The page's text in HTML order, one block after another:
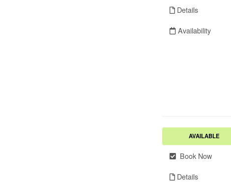
Details
Availability
AVAILABLE
Book Now
Details